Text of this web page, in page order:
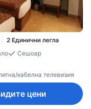
2 Единични легла
Сешоар
кабелна телевизия
цени